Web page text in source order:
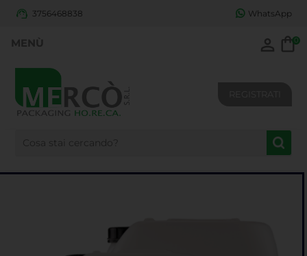
3756468838
0
WhatsApp